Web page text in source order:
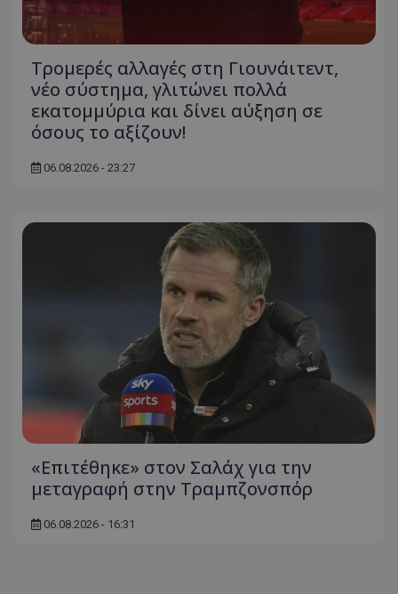
Τρομερές αλλαγές στη Γιουνάιτεντ,
νέο σύστημα, γλιτώνει πολλά
εκατομμύρια και δίνει αύξηση σε
όσους το αξίζουν!
06.08.2026 - 23:27
«Επιτέθηκε» στον Σαλάχ για την
μεταγραφή στην Τραμπζονσπόρ
06.08.2026 - 16:31